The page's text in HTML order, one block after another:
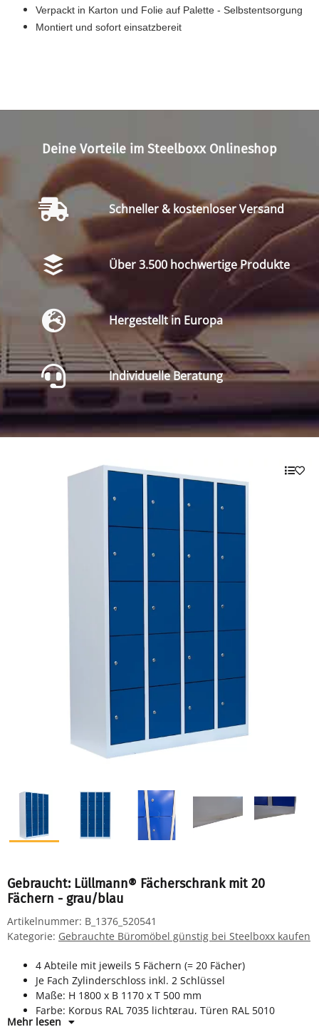
Verpackt in Karton und Folie auf Palette - Selbstentsorgung
Montiert und sofort einsatzbereit
Deine Vorteile im Steelboxx Onlineshop
Schneller & kostenloser Versand
Über 3.500 hochwertige Produkte
Hergestellt in Europa
Individuelle Beratung
Gebraucht: Lüllmann® Fächerschrank mit 20
Fächern - grau/blau
Artikelnummer: B_1376_520541
Kategorie: Gebrauchte Büromöbel günstig bei Steelboxx kaufen
4 Abteile mit jeweils 5 Fächern (= 20 Fächer)
Je Fach Zylinderschloss inkl. 2 Schlüssel
Maße: H 1800 x B 1170 x T 500 mm
Farbe: Korpus RAL 7035 lichtgrau, Türen RAL 5010
enzianblau - pulverbeschichtet
Mehr lesen